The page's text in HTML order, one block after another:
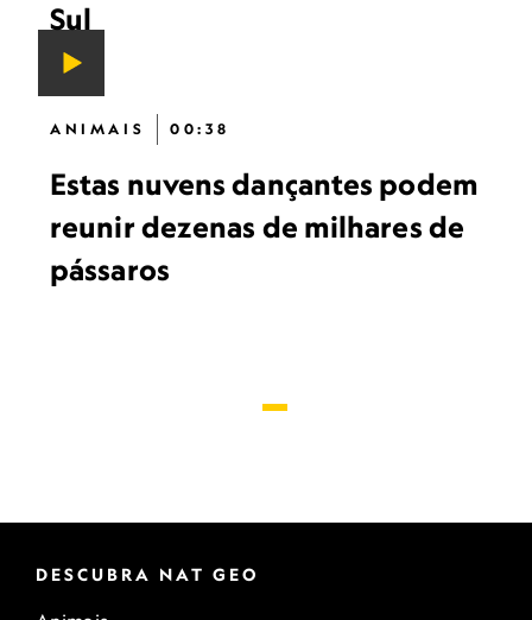
Sul
ANIMAIS 00:38
Estas nuvens dançantes podem
reunir dezenas de milhares de
pássaros
DESCUBRA NAT GEO